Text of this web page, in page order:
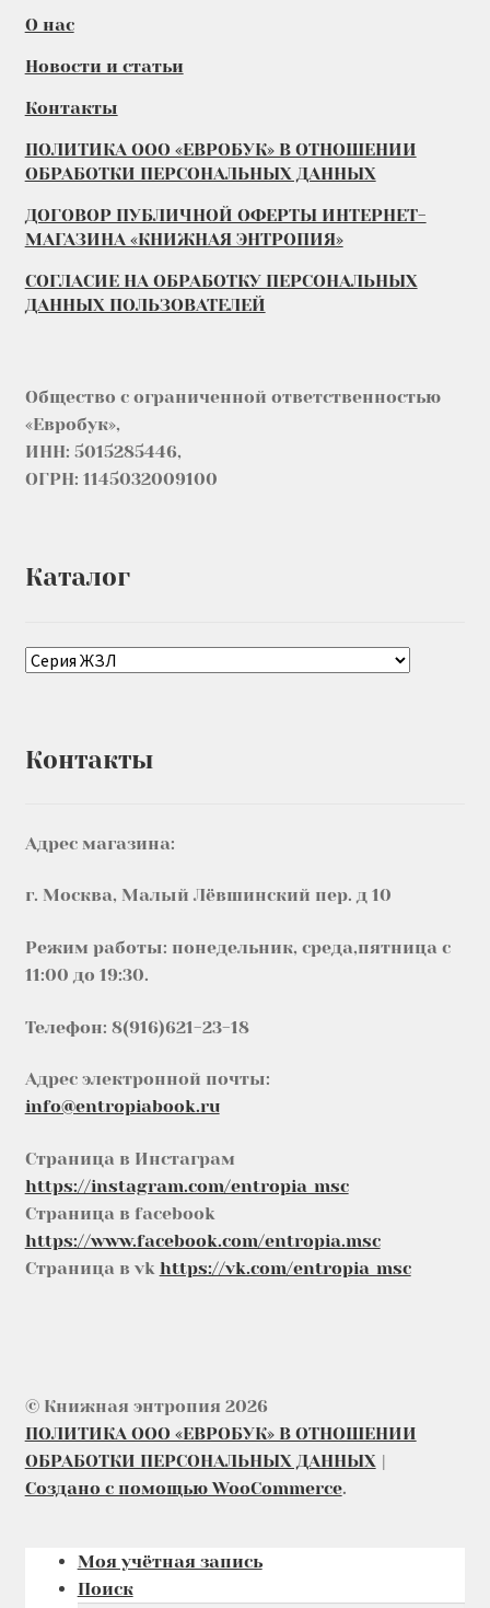
О нас
Новости и статьи
Контакты
ПОЛИТИКА ООО «ЕВРОБУК» В ОТНОШЕНИИ
ОБРАБОТКИ ПЕРСОНАЛЬНЫХ ДАННЫХ
ДОГОВОР ПУБЛИЧНОЙ ОФЕРТЫ ИНТЕРНЕТ-
МАГАЗИНА «КНИЖНАЯ ЭНТРОПИЯ»
СОГЛАСИЕ НА ОБРАБОТКУ ПЕРСОНАЛЬНЫХ
ДАННЫХ ПОЛЬЗОВАТЕЛЕЙ
Общество с ограниченной ответственностью
«Евробук»,
ИНН: 5015285446,
ОГРН: 1145032009100
Каталог
Контакты
Адрес магазина:
г. Москва, Малый Лёвшинский пер. д 10
Режим работы: понедельник, среда,пятница с
11:00 до 19:30.
Телефон: 8(916)621-23-18
Адрес электронной почты:
info@entropiabook.ru
Страница в Инстаграм
https://instagram.com/entropia_msc
Страница в facebook
https://www.facebook.com/entropia.msc
Страница в vk https://vk.com/entropia_msc
© Книжная энтропия 2026
ПОЛИТИКА ООО «ЕВРОБУК» В ОТНОШЕНИИ
ОБРАБОТКИ ПЕРСОНАЛЬНЫХ ДАННЫХ
Создано с помощью WooCommerce.
Моя учётная запись
Поиск